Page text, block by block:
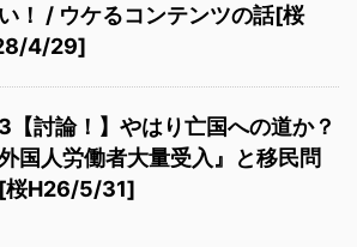
！ / ウケるコンテンツの話[桜
4/29]
【討論！】やはり亡国への道か？
外国人労働者大量受入』と移民問
桜H26/5/31]